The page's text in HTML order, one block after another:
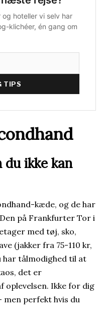
hoteller vi selv har
klichéer, én gang om
TIPS
du ikke kan
kæde, og de har
på Frankfurter Tor i
med tøj, sko,
(jakker fra 75-110 kr,
har tålmodighed til at
det er
oplevelsen. Ikke for dig
men perfekt hvis du